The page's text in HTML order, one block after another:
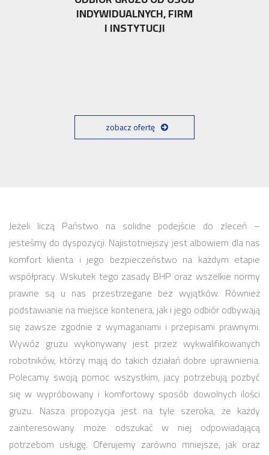
INDYWIDUALNYCH, FIRM
I INSTYTUCJI
zobacz ofertę
Jeżeli liczą Państwo na solidne podejście do zleceń –
jesteśmy do dyspozycji. Najistotniejszy jest albowiem dla nas
komfort klienta i jego bezpieczeństwo na każdym etapie
współpracy. Wskutek tego zasady BHP oraz wszelkie normy
prawne są u nas przestrzegane bez wyjątków. Również
podstawianie na miejsce kontenera, jak i jego odbiór odbywają
się zawsze zgodnie z wymaganiami i przepisami prawnymi.
Wywóz gruzu wykonywany jest przez wykwalifikowanych
robotników, którzy mają do takich działań dobre uprawnienia.
Polecamy swoją pomoc wszystkim, jacy potrzebują pozbyć
się w wypróbowany i komfortowy sposób dowolnych ilości
gruzu. Nasza propozycja jest na tyle szeroka, że każdy
zainteresowany może odszukać w niej odpowiadającą
potrzebom usługę. Oferujemy zarówno mniejsze, jak oraz